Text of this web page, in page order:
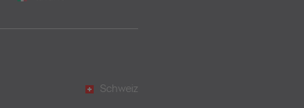
Schweiz